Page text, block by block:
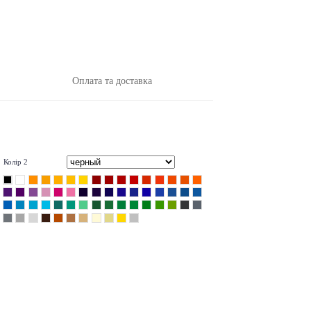
Оплата та доставка
Колір 2